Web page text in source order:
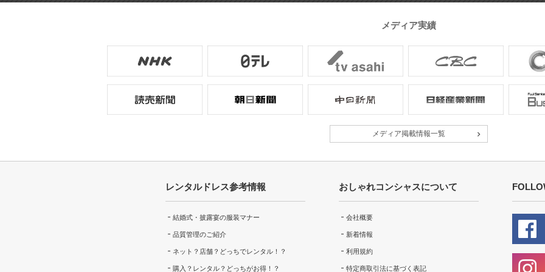
メディア実績
メディア掲載情報一覧
レンタルドレス参考情報
結婚式・披露宴の服装マナー
品質管理のご紹介
ネット？店舗？どっちでレンタル！？
購入？レンタル？どっちがお得！？
おしゃれコンシャスについて
会社概要
新着情報
利用規約
特定商取引法に基づく表記